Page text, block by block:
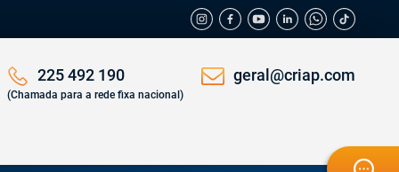
225 492 190
(Chamada para a rede fixa nacional)
geral@criap.com